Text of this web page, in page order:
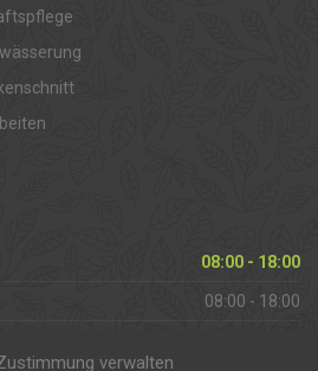
verwalten
08:00 - 18:00
08:00 - 18:00